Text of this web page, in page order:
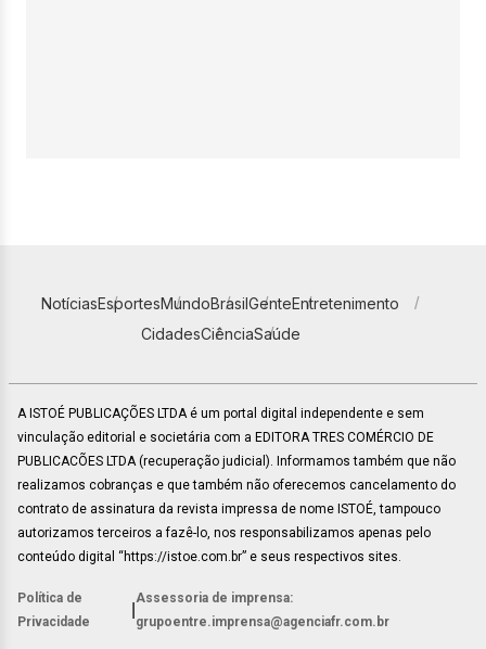
NotíciasEsportesMundoBrasilGenteEntretenimento
CidadesCiênciaSaúde
A ISTOÉ PUBLICAÇÕES LTDA é um portal digital independente e sem
vinculação editorial e societária com a EDITORA TRES COMÉRCIO DE
PUBLICACÕES LTDA (recuperação judicial). Informamos também que não
realizamos cobranças e que também não oferecemos cancelamento do
contrato de assinatura da revista impressa de nome ISTOÉ, tampouco
autorizamos terceiros a fazê-lo, nos responsabilizamos apenas pelo
conteúdo digital “https://istoe.com.br” e seus respectivos sites.
Política de
Privacidade
Assessoria de imprensa:
grupoentre.imprensa@agenciafr.com.br